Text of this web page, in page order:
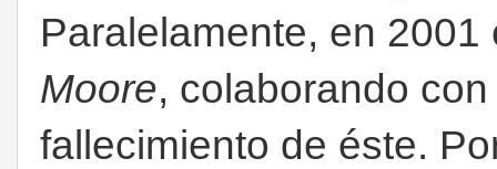
Paralelamente, en
Moore, colaborando
fallecimiento de éste.